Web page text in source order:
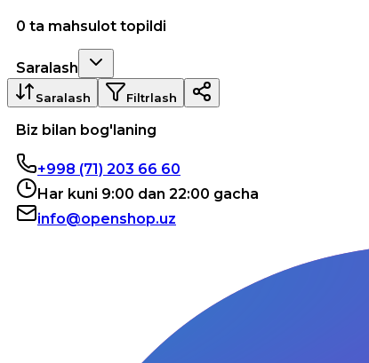
0 ta mahsulot topildi
Saralash
Saralash Filtrlash
Biz bilan bog'laning
+998 (71) 203 66 60
Har kuni 9:00 dan 22:00 gacha
info@openshop.uz